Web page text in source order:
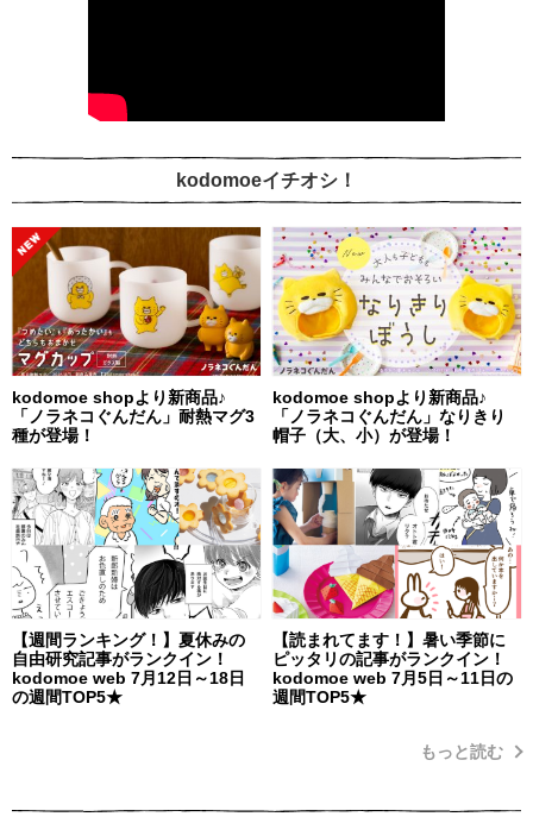
kodomoeイチオシ！
kodomoe shopより新商品♪
「ノラネコぐんだん」耐熱マグ3
種が登場！
kodomoe shopより新商品♪
「ノラネコぐんだん」なりきり
帽子（大、小）が登場！
【週間ランキング！】夏休みの
自由研究記事がランクイン！
kodomoe web 7月12日～18日
の週間TOP5★
【読まれてます！】暑い季節に
ピッタリの記事がランクイン！
kodomoe web 7月5日～11日の
週間TOP5★
もっと読む